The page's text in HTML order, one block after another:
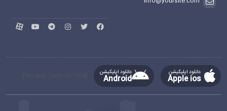
دانلود اپلیکیشن
Apple ios
دانلود اپلیکیشن
Android